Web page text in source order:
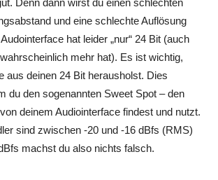
Denn dann wirst du einen schlechten
und eine schlechte Auflösung
hat leider „nur“ 24 Bit (auch
mehr hat). Es ist wichtig,
aus deinen 24 Bit herausholst. Dies
du den sogenannten Sweet Spot – den
deinem Audiointerface findest und nutzt.
sind zwischen -20 und -16 dBfs (RMS)
machst du also nichts falsch.